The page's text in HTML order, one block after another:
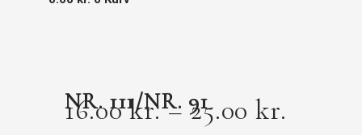
NR. 111/NR. 91
16.00kr. – 25.00kr.